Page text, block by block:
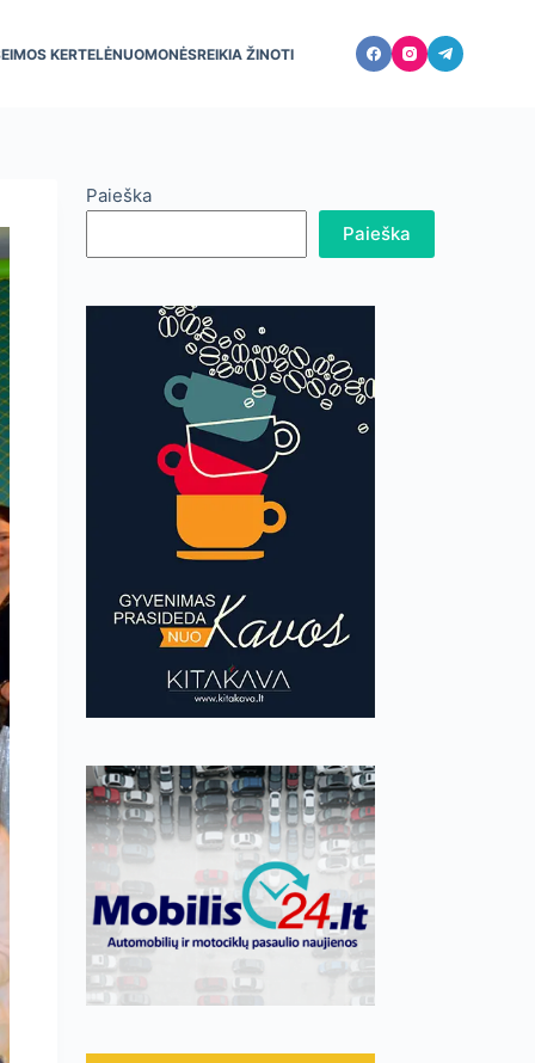
KERTELĖNUOMONĖSREIKIA ŽINOTI
Paieška
Paieška